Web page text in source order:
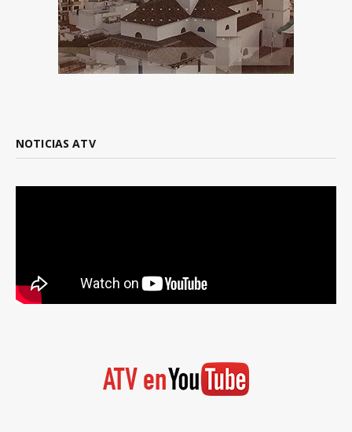
NOTICIAS ATV